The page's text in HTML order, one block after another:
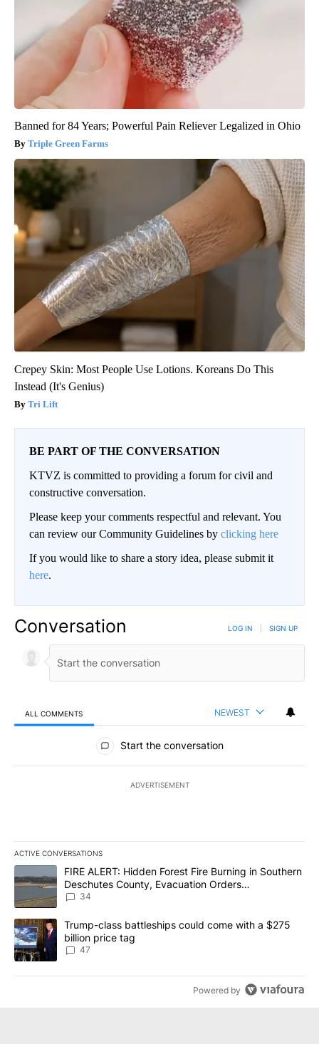
Banned for 84 Years; Powerful Pain Reliever Legalized in Ohio
Triple Green Farms
Crepey Skin: Most People Use Lotions. Koreans Do This
Instead (It's Genius)
Tri Lift
BE PART OF THE CONVERSATION
KTVZ is committed to providing a forum for civil and
constructive conversation.
Please keep your comments respectful and relevant. You
can review our Community Guidelines by clicking here
If you would like to share a story idea, please submit it
here.
Conversation LOG IN SIGN UP
ALL COMMENTS NEWEST
All Comments
Start the conversation
ADVERTISEMENT
ACTIVE CONVERSATIONS
The following is a list of the most commented articles in the last
A trending article titled "FIRE ALERT: Hidden Forest Fire
FIRE ALERT: Hidden Forest Fire Burning in Southern
Deschutes County, Evacuation Orders
Implemented
34
A trending article titled "Trump-class battleships could come
Trump-class battleships could come with a $275
billion price tag
47
Powered by